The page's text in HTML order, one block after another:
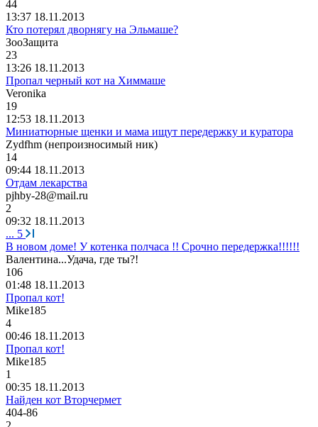
44
13:37 18.11.2013
Кто потерял дворнягу на Эльмаше?
ЗооЗащита
23
13:26 18.11.2013
Пропал черный кот на Химмаше
Veronika
19
12:53 18.11.2013
Миниатюрные щенки и мама ищут передержку и куратора
Zydfhm (непроизносимый ник)
14
09:44 18.11.2013
Отдам лекарства
pjhby-28@mail.ru
2
09:32 18.11.2013
... 5
В новом доме! У котенка полчаса !! Срочно передержка!!!!!!
Валентина...Удача, где ты?!
106
01:48 18.11.2013
Пропал кот!
Mike185
4
00:46 18.11.2013
Пропал кот!
Mike185
1
00:35 18.11.2013
Найден кот Вторчермет
404-86